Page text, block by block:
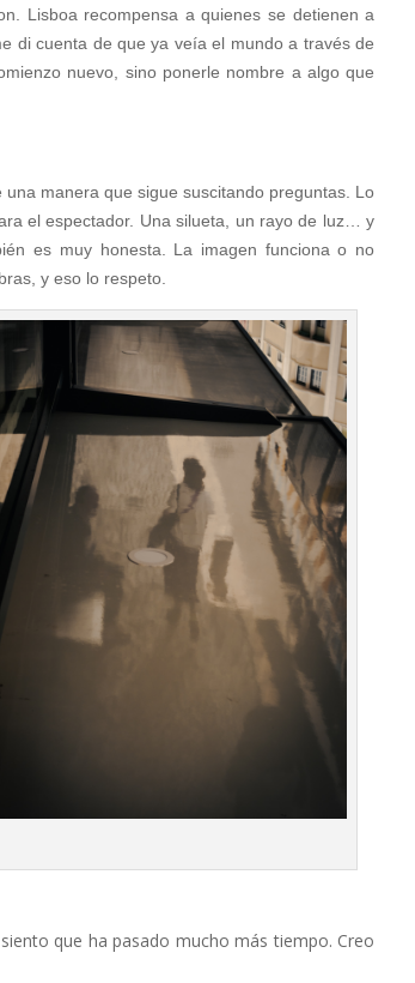
Lisboa recompensa a quienes se detienen a
di cuenta de que ya veía el mundo a través de
nuevo, sino ponerle nombre a algo que
manera que sigue suscitando preguntas. Lo
el espectador. Una silueta, un rayo de luz… y
es muy honesta. La imagen funciona o no
y eso lo respeto.
que ha pasado mucho más tiempo. Creo